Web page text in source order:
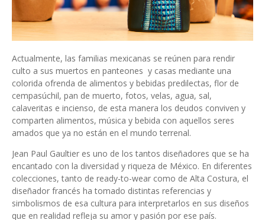
Actualmente, las familias mexicanas se reúnen para rendir
culto a sus muertos en panteones y casas mediante una
colorida ofrenda de alimentos y bebidas predilectas, flor de
cempasúchil, pan de muerto, fotos, velas, agua, sal,
calaveritas e incienso, de esta manera los deudos conviven y
comparten alimentos, música y bebida con aquellos seres
amados que ya no están en el mundo terrenal.
Jean Paul Gaultier es uno de los tantos diseñadores que se ha
encantado con la diversidad y riqueza de México. En diferentes
colecciones, tanto de ready-to-wear como de Alta Costura, el
diseñador francés ha tomado distintas referencias y
simbolismos de esa cultura para interpretarlos en sus diseños
que en realidad refleja su amor y pasión por ese país.